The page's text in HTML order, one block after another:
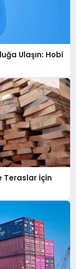
Ulaşın: Hobi
Teraslar İçin